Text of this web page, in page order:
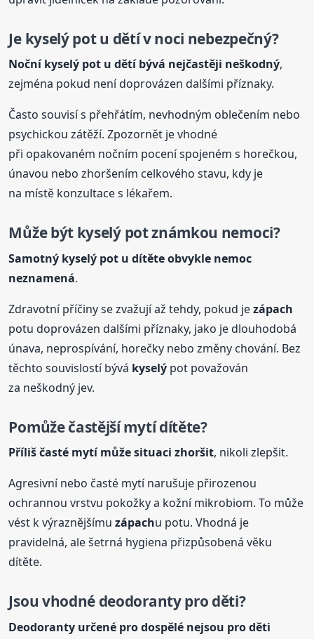
Je kyselýpot u dětí v noci nebezpečný?
Nočníkyselý pot u dětí bývá nejčastěji neškodný,
zejména pokud není doprovázen dalšími příznaky.
Často souvisí s přehřátím, nevhodným oblečením nebo
psychickou zátěží. Zpozornět je vhodné
při opakovaném nočním pocení spojeném s horečkou,
únavou nebo zhoršením celkového stavu, kdy je
na místě konzultace s lékařem.
Může být kyselýpot známkou nemoci?
Samotný kyselý pot u dítěte obvykle nemoc
neznamená.
Zdravotní příčiny se zvažují až tehdy, pokud jezápach
potu doprovázen dalšími příznaky, jako je dlouhodobá
únava, neprospívání, horečky nebo změny chování. Bez
těchto souvislostí bývá kyselý pot považován
za neškodný jev.
Pomůže častější mytí dítěte?
Příliš časté mytí může situaci zhoršit, nikoli zlepšit.
Agresivní nebo časté mytí narušuje přirozenou
ochrannou vrstvu pokožky a kožní mikrobiom. To může
vést k výraznějšímuzápachu potu. Vhodná je
pravidelná, ale šetrná hygiena přizpůsobená věku
dítěte.
Jsou vhodné deodoranty pro děti?
Deodoranty určené pro dospělé nejsou pro děti